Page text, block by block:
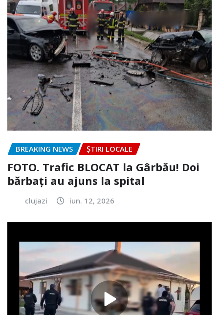
BREAKING NEWS ȘTIRI LOCALE
FOTO. Trafic BLOCAT la Gârbău! Doi
bărbați au ajuns la spital
clujazi iun. 12, 2026